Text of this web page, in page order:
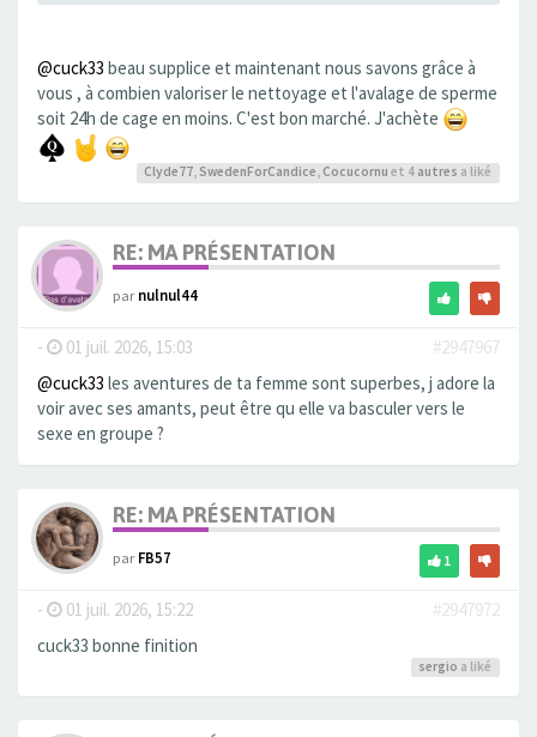
@cuck33 beau supplice et maintenant nous savons grâce à
vous , à combien valoriser le nettoyage et l'avalage de sperme
soit 24h de cage en moins. C'est bon marché. J'achète
Clyde77, SwedenForCandice, Cocucornu et 4 autres a liké
RE: MA PRÉSENTATION
parnulnul44
- 01 juil. 2026, 15:03
#2947967
@cuck33 les aventures de ta femme sont superbes, j adore la
voir avec ses amants, peut être qu elle va basculer vers le
sexe en groupe ?
RE: MA PRÉSENTATION
parFB57 1
- 01 juil. 2026, 15:22
#2947972
cuck33 bonne finition
sergio a liké